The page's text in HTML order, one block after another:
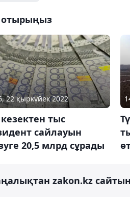
22 қыркүйек 2022
тыс
сайлауын
20,5 млрд сұрады
zakon.kz